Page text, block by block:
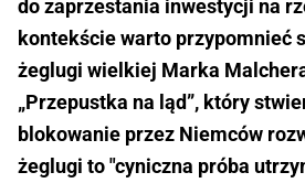
do zaprzestania inwestycji na
kontekście warto przypomnieć
żeglugi wielkiej Marka
„Przepustka na ląd”, który
blokowanie przez Niemców
żeglugi to "cyniczna próba